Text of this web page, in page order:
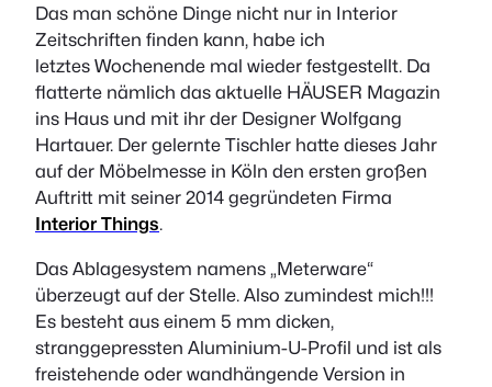
Das man schöne Dinge nicht nur in Interior
Zeitschriften finden kann, habe ich
letztes Wochenende mal wieder festgestellt. Da
flatterte nämlich das aktuelle HÄUSER Magazin
ins Haus und mit ihr der Designer Wolfgang
Hartauer. Der gelernte Tischler hatte dieses Jahr
auf der Möbelmesse in Köln den ersten großen
Auftritt mit seiner 2014 gegründeten Firma
Interior Things.
Das Ablagesystem namens „Meterware“
überzeugt auf der Stelle. Also zumindest mich!!!
Es besteht aus einem 5 mm dicken,
stranggepressten Aluminium-U-Profil und ist als
freistehende oder wandhängende Version in